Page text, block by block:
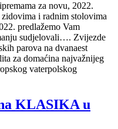
za novu, 2022.
i radnim stolovima
predlažemo Vam
sudjelovali…. Zvijezde
parova na dvanaest
za domaćina najvažnijeg
vaterpolskog
KLASIKA u